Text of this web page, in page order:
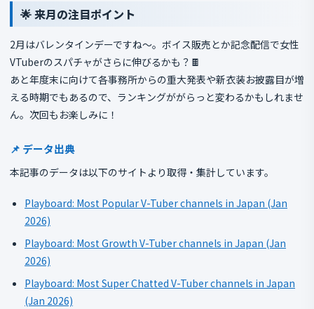
🌟 来月の注目ポイント
2月はバレンタインデーですね〜。ボイス販売とか記念配信で女性
VTuberのスパチャがさらに伸びるかも？🍫
あと年度末に向けて各事務所からの重大発表や新衣装お披露目が増
える時期でもあるので、ランキングががらっと変わるかもしれませ
ん。次回もお楽しみに！
📌 データ出典
本記事のデータは以下のサイトより取得・集計しています。
Playboard: Most Popular V-Tuber channels in Japan (Jan
2026)
Playboard: Most Growth V-Tuber channels in Japan (Jan
2026)
Playboard: Most Super Chatted V-Tuber channels in Japan
(Jan 2026)